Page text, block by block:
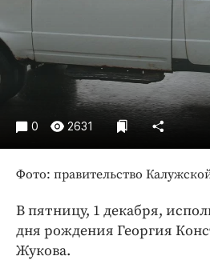
Блоги
Издания
Медиаперсона
Интересное чтиво
Клиника года
Бренд года
0 2631
Фото: правительство
В пятницу, 1 декабря,
дня рождения Георгия
Жукова.